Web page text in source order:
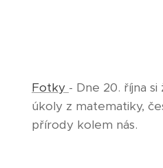
Fotky - Dne 20. října
úkoly z matematiky,
přírody kolem nás.